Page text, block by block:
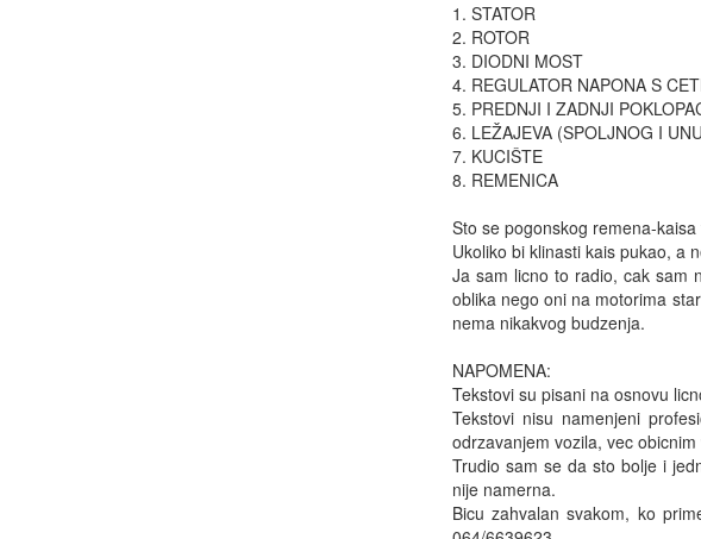
1. STATOR
2. ROTOR
3. DIODNI MOST
4. REGULATOR NAPONA S
5. PREDNJI I ZADNJI
6. LEŽAJEVA (SPOLJNOG I
7. KUCIŠTE
8. REMENICA
Sto se pogonskog remena-
Ukoliko bi klinasti kais pukao, a
Ja sam licno to radio, cak sam
oblika nego oni na motorima
nema nikakvog budzenja.
NAPOMENA:
Tekstovi su pisani na osnovu
Tekstovi nisu namenjeni
odrzavanjem vozila, vec
Trudio sam se da sto bolje i
nije namerna.
Bicu zahvalan svakom, ko